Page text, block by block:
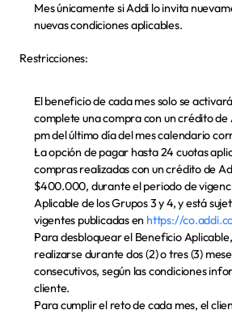
Mes únicamente si Addi lo invita
nuevas condiciones aplicables.
Restricciones:
El beneficio de cada mes solo se
complete una compra con un crédito de
pm del último día del mes calendario
La opción de pagar hasta 24 cuotas
compras realizadas con un crédito de
$400.000, durante el periodo de
Aplicable de los Grupos 3 y 4, y está
vigentes publicadas en https://
Para desbloquear el Beneficio
realizarse durante dos (2) o tres (3)
consecutivos, según las condiciones
cliente.
Para cumplir el reto de cada mes, el